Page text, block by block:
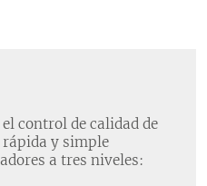
control de calidad de
y simple
a tres niveles: